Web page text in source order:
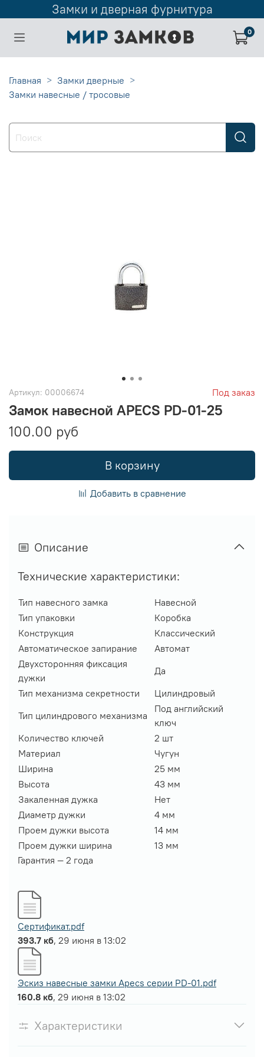
Замки и дверная фурнитура
0
Главная
Замки дверные
Замки навесные / тросовые
Артикул: 00006674 Под заказ
Замок навесной APECS PD-01-25
100.00 руб
В корзину
Добавить в сравнение
Описание
Технические характеристики:
Тип навесного замка
Навесной
Тип упаковки
Коробка
Конструкция
Классический
Автоматическое запирание
Автомат
Двухсторонняя фиксация
дужки
Да
Тип механизма секретности
Цилиндровый
Тип цилиндрового механизма
Под английский
ключ
Количество ключей
2 шт
Материал
Чугун
Ширина
25 мм
Высота
43 мм
Закаленная дужка
Нет
Диаметр дужки
4 мм
Проем дужки высота
14 мм
Проем дужки ширина
13 мм
Гарантия — 2 года
Сертификат.pdf
393.7 кб, 29 июня в 13:02
Эскиз навесные замки Apecs серии PD-01.pdf
160.8 кб, 29 июня в 13:02
Характеристики